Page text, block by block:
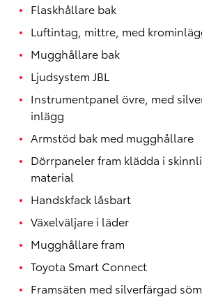
Flaskhållare bak
Luftintag, mittre, med
Mugghållare bak
Ljudsystem JBL
Instrumentpanel övre, med
inlägg
Armstöd bak med mugghållare
Dörrpaneler fram klädda i
material
Handskfack låsbart
Växelväljare i läder
Mugghållare fram
Toyota Smart Connect
Framsäten med silverfärgad söm